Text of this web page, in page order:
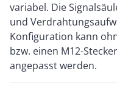
variabel. Die
und
Konfiguration kann
bzw. einen M12-
angepasst werden.